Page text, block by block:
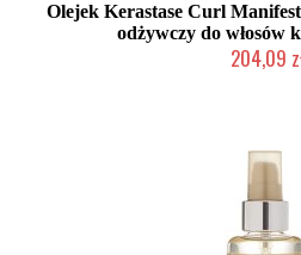
Olejek Kerastase Curl
odżywczy do włosów
204,09